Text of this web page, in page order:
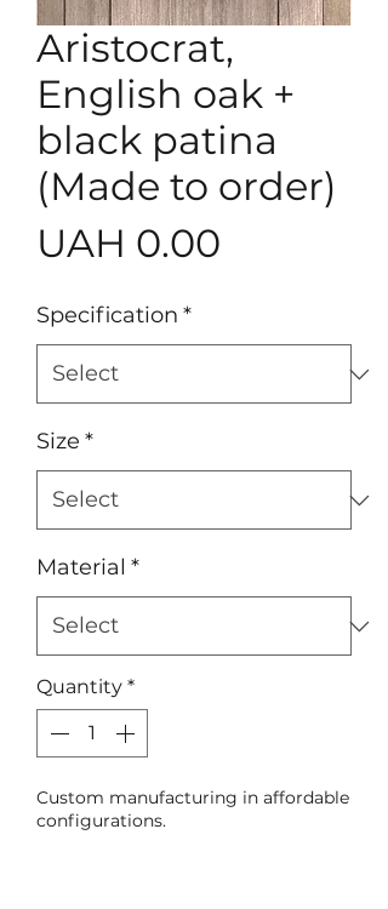
Aristocrat,
English oak +
black patina
(Made to order)
UAH 0.00
Specification *
Size *
Material *
Quantity *
Custom manufacturing in affordable
configurations.